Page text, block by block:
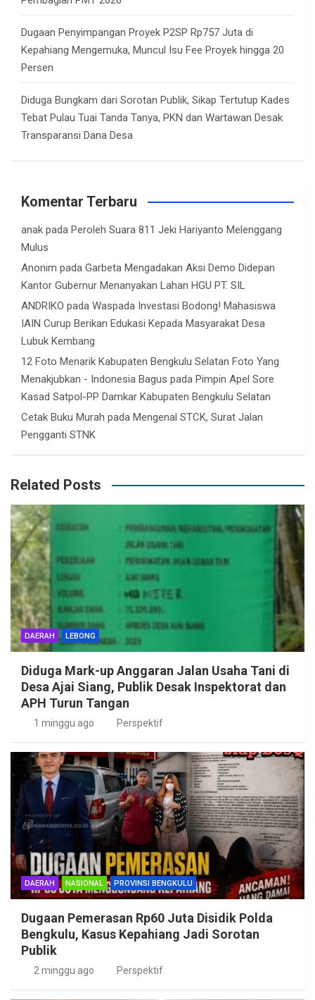
Dugaan Penyimpangan Proyek P2SP Rp757 Juta di
Kepahiang Mengemuka, Muncul Isu Fee Proyek hingga 20
Persen
Diduga Bungkam dari Sorotan Publik, Sikap Tertutup Kades
Tebat Pulau Tuai Tanda Tanya, PKN dan Wartawan Desak
Transparansi Dana Desa
Komentar Terbaru
anak pada Peroleh Suara 811 Jeki Hariyanto Melenggang
Mulus
Anonim pada Garbeta Mengadakan Aksi Demo Didepan
Kantor Gubernur Menanyakan Lahan HGU PT. SIL
ANDRIKO pada Waspada Investasi Bodong! Mahasiswa
IAIN Curup Berikan Edukasi Kepada Masyarakat Desa
Lubuk Kembang
12 Foto Menarik Kabupaten Bengkulu Selatan Foto Yang
Menakjubkan - Indonesia Bagus pada Pimpin Apel Sore
Kasad Satpol-PP Damkar Kabupaten Bengkulu Selatan
Cetak Buku Murah pada Mengenal STCK, Surat Jalan
Pengganti STNK
Related Posts
DAERAH LEBONG
Diduga Mark-up Anggaran Jalan Usaha Tani di
Desa Ajai Siang, Publik Desak Inspektorat dan
APH Turun Tangan
1 minggu ago Perspektif
DAERAH NASIONAL PROVINSI BENGKULU
Dugaan Pemerasan Rp60 Juta Disidik Polda
Bengkulu, Kasus Kepahiang Jadi Sorotan
Publik
2 minggu ago Perspektif